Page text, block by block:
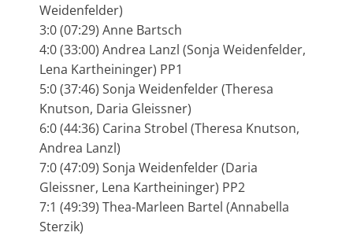
Weidenfelder)
3:0 (07:29) Anne Bartsch
4:0 (33:00) Andrea Lanzl (Sonja Weidenfelder,
Lena Kartheininger) PP1
5:0 (37:46) Sonja Weidenfelder (Theresa
Knutson, Daria Gleissner)
6:0 (44:36) Carina Strobel (Theresa Knutson,
Andrea Lanzl)
7:0 (47:09) Sonja Weidenfelder (Daria
Gleissner, Lena Kartheininger) PP2
7:1 (49:39) Thea-Marleen Bartel (Annabella
Sterzik)